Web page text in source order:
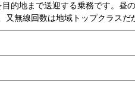
的地まで送迎する乗務です。昼
又無線回数は地域トップクラスだ